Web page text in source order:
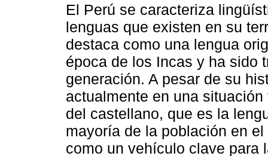
El Perú se caracteriza
lenguas que existen en su
destaca como una lengua
época de los Incas y ha sido
generación. A pesar de su
actualmente en una
del castellano, que es la
mayoría de la población en
como un vehículo clave para